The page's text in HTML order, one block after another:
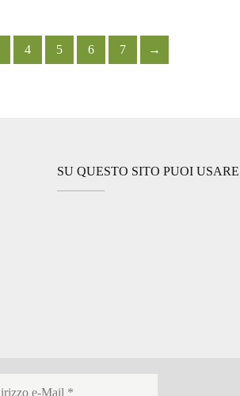
4 5 6 7 →
SU QUESTO SITO PUOI USARE